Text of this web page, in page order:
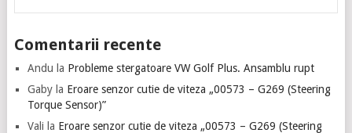
Comentarii recente
Andu la Probleme stergatoare VW Golf Plus. Ansamblu rupt
Gabyla Eroare senzor cutie de viteza „00573 – G269 (Steering
Torque Sensor)”
Vali la Eroare senzor cutie de viteza „00573 – G269 (Steering